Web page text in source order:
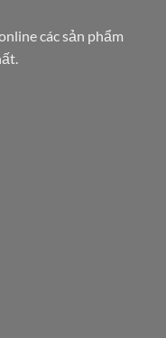
các sản phẩm